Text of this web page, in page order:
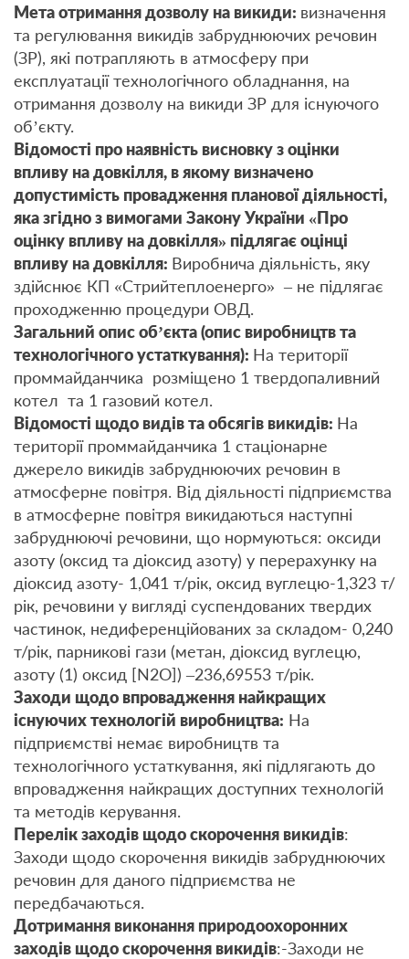
Мета отримання дозволу на викиди: визначення
та регулювання викидів забруднюючих речовин
(ЗР), які потрапляють в атмосферу при
експлуатації технологічного обладнання, на
отримання дозволу на викиди ЗР для існуючого
об’єкту.
Відомості про наявність висновку з оцінки
впливу на довкілля, в якому визначено
допустимість провадження планової діяльності,
яка згідно з вимогами Закону України «Про
оцінку впливу на довкілля» підлягає оцінці
впливу на довкілля: Виробнича діяльність, яку
здійснює КП «Стрийтеплоенерго» – не підлягає
проходженню процедури ОВД.
Загальний опис об’єкта (опис виробництв та
технологічного устаткування): На території
проммайданчика розміщено 1 твердопаливний
котел та 1 газовий котел.
Відомості щодо видів та обсягів викидів: На
території проммайданчика 1 стаціонарне
джерело викидів забруднюючих речовин в
атмосферне повітря. Від діяльності підприємства
в атмосферне повітря викидаються наступні
забруднюючі речовини, що нормуються: оксиди
азоту (оксид та діоксид азоту) у перерахунку на
діоксид азоту- 1,041 т/рік, оксид вуглецю-1,323 т/
рік, речовини у вигляді суспендованих твердих
частинок, недиференційованих за складом- 0,240
т/рік, парникові гази (метан, діоксид вуглецю,
азоту (1) оксид [N2O]) –236,69553 т/рік.
Заходи щодо впровадження найкращих
існуючих технологій виробництва: На
підприємстві немає виробництв та
технологічного устаткування, які підлягають до
впровадження найкращих доступних технологій
та методів керування.
Перелік заходів щодо скорочення викидів:
Заходи щодо скорочення викидів забруднюючих
речовин для даного підприємства не
передбачаються.
Дотримання виконання природоохоронних
заходів щодо скорочення викидів:-Заходи не